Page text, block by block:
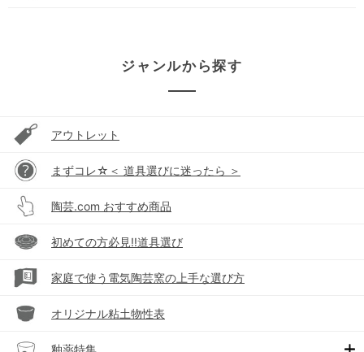
ジャンルから探す
アウトレット
まずコレ☆＜ 道具選びに迷ったら ＞
陶芸.com おすすめ商品
初めての方必見!!道具選び
家庭で使う電気陶芸窯の上手な選び方
オリジナル粘土物性表
釉薬特集